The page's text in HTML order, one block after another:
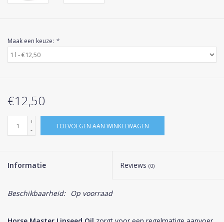
Maak een keuze: *
€12,50
+
-
TOEVOEGEN AAN WINKELWAGEN
Informatie Reviews (0)
Beschikbaarheid: Op voorraad